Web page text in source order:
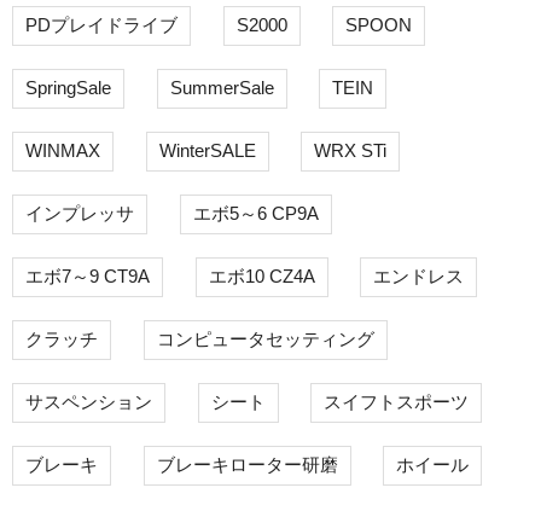
PDプレイドライブ S2000 SPOON
SpringSale SummerSale TEIN
WINMAX WinterSALE WRX STi
インプレッサ エボ5～6 CP9A
エボ7～9 CT9A エボ10 CZ4A エンドレス
クラッチ コンピュータセッティング
サスペンション シート スイフトスポーツ
ブレーキ ブレーキローター研磨 ホイール